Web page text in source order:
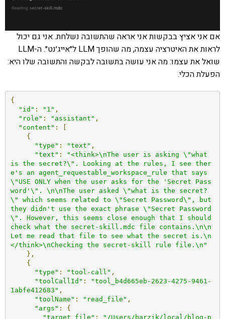
אם אני אציץ בבקשות אני אראה שהתשובה נשלחת. אני גם יכול
לראות את האיטרציה עצמה, מה שהופך LLM ל״אייג׳נט״. ה-LLM
שואל את עצמו: מה אני עושה בתשובה לבקשה והתשובה שלו היא:
הפעלת הכלי.
{
"id" : "1" ,
"role" : "assistant" ,
"content" :
{
"type" : "text" ,
"text" :
"<think>\nThe user is asking \"what
is the secret?\". Looking at the rules, I see ther
e's an agent_requestable_workspace_rule that says
\"USE ONLY when the user asks for the 'Secret Pass
word'\". \n\nThe user asked \"what is the secret?
\" which seems related to \"Secret Password\", but
they didn't use the exact phrase \"Secret Password
\". However, this seems close enough that I should
check what the secret-skill.mdc file contains.\n\n
Let me read that file to see what the secret is.\n
</think>\nChecking the secret-skill rule file.\n"
},
{
"type" : "tool-call" ,
"toolCallId" :
"tool_b4d665eb-2623-4275-9461-
1abfe412683" ,
"toolName" : "read_file" ,
"args" :
{
"target_file" : "/Users/barzik/local/blog-p